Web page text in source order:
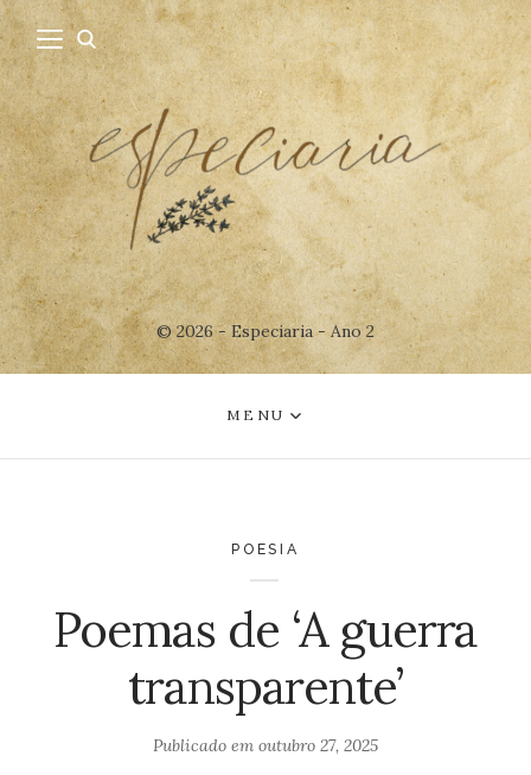
© 2026 - Especiaria - Ano 2
MENU
POESIA
Poemas de ‘A guerra
transparente’
Publicado em outubro 27, 2025